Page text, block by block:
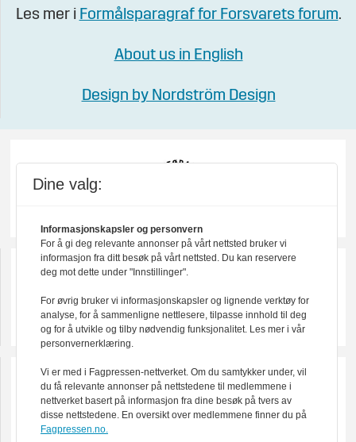
Les mer i Formålsparagraf for Forsvarets forum.
About us in English
Design by Nordström Design
Dine valg:
Informasjonskapsler og personvern
For å gi deg relevante annonser på vårt nettsted bruker vi
informasjon fra ditt besøk på vårt nettsted. Du kan reservere
deg mot dette under "Innstillinger".
For øvrig bruker vi informasjonskapsler og lignende verktøy for
analyse, for å sammenligne nettlesere, tilpasse innhold til deg
og for å utvikle og tilby nødvendig funksjonalitet. Les mer i vår
personvernerklæring.
Vi er med i Fagpressen-nettverket. Om du samtykker under, vil
du få relevante annonser på nettstedene til medlemmene i
nettverket basert på informasjon fra dine besøk på tvers av
disse nettstedene. En oversikt over medlemmene finner du på
Fagpressen.no.